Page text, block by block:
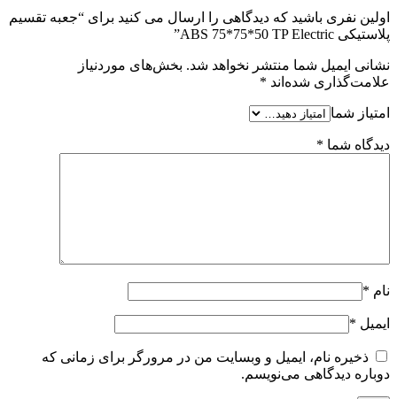
اولین نفری باشید که دیدگاهی را ارسال می کنید برای “جعبه تقسیم
پلاستیکی ABS 75*75*50 TP Electric”
نشانی ایمیل شما منتشر نخواهد شد. بخش‌های موردنیاز
علامت‌گذاری شده‌اند *
امتیاز شما
دیدگاه شما *
نام *
ایمیل *
ذخیره نام، ایمیل و وبسایت من در مرورگر برای زمانی که
دوباره دیدگاهی می‌نویسم.